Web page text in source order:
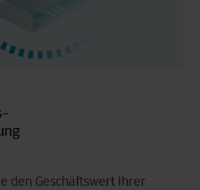
den Geschäftswert Ihrer